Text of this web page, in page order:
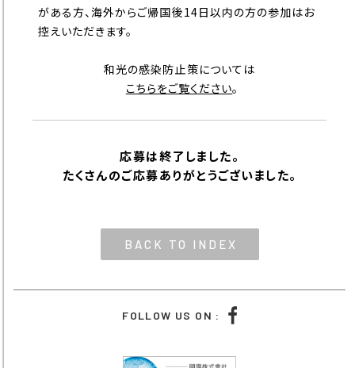
がある方、海外からご帰国後14日以内の方の参加はお
控えいただきます。
和光の感染防止策については
こちらをご覧ください。
応募は終了しました。
たくさんのご応募ありがとうございました。
BACK TO INDEX
FOLLOW US ON :